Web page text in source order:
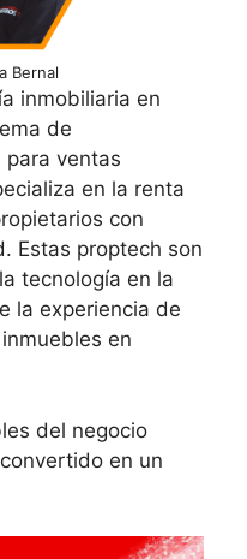
Bernal
inmobiliaria en
de
para ventas
en la renta
con
Estas proptech son
tecnología en la
la experiencia de
en
del negocio
en un